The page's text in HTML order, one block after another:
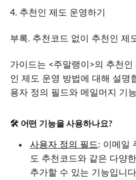
4. 추천인 제도 운영하기
부록. 추천코드 없이 추천인 제
가이드는 <주말랭이>의 추천
인 제도 운영 방법에 대해 설명
용자 정의 필드와 메일머지 기
🛠️ 어떤 기능을 사용하나요?
사용자 정의 필드: 이메일
도 추천코드와 같은 다양
추가할 수 있는 기능입니